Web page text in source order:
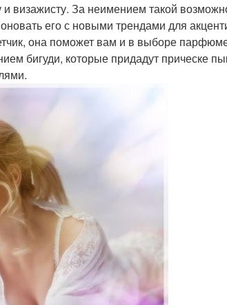
визажисту. За неимением такой
его с новыми трендами для
она поможет вам и в выборе
бигуди, которые придадут прическе